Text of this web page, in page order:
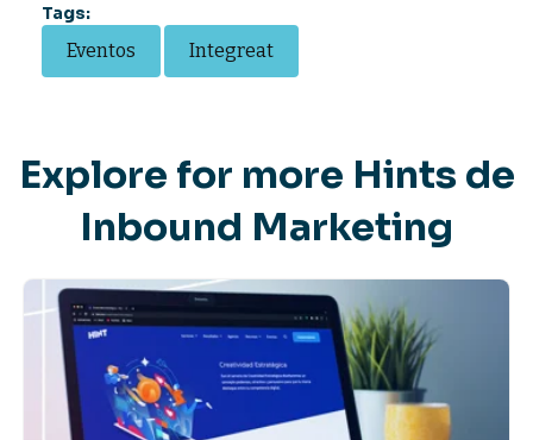
Tags:
Eventos Integreat
Explore for more Hints de
Inbound Marketing